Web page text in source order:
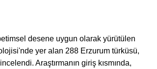
desene uygun olarak yürütülen
yer alan 288 Erzurum türküsü,
Araştırmanın giriş kısmında,